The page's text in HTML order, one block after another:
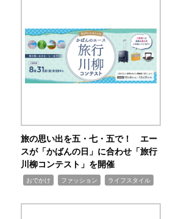
旅の思い出を五・七・五で！ エー
スが「かばんの日」に合わせ「旅行
川柳コンテスト」を開催
おでかけ ファッション ライフスタイル